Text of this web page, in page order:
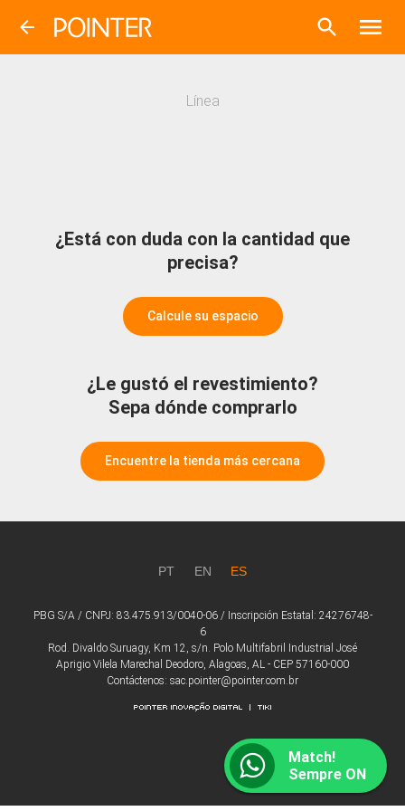
Línea
¿Está con duda con la cantidad que
precisa?
Calcule su espacio
¿Le gustó el revestimiento?
Sepa dónde comprarlo
Encuentre la tienda más cercana
PT EN ES
PBG S/A / CNPJ: 83.475.913/0040-06 / Inscripción Estatal: 24276748-
6
Rod. Divaldo Suruagy, Km 12, s/n. Polo Multifabril Industrial José
Aprigio Vilela Marechal Deodoro, Alagoas, AL - CEP 57160-000
Contáctenos: sac.pointer@pointer.com.br
Match!
Sempre ON